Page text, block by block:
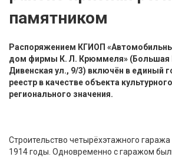
памятником
Распоряжением КГИОП
дом фирмы К. Л. Крюммеля» (Большая
Дивенская ул., 9/3) включён в единый
реестр в качестве объекта
регионального значения.
Строительство четырёхэтажного гаража
1914 годы. Одновременно с гаражом